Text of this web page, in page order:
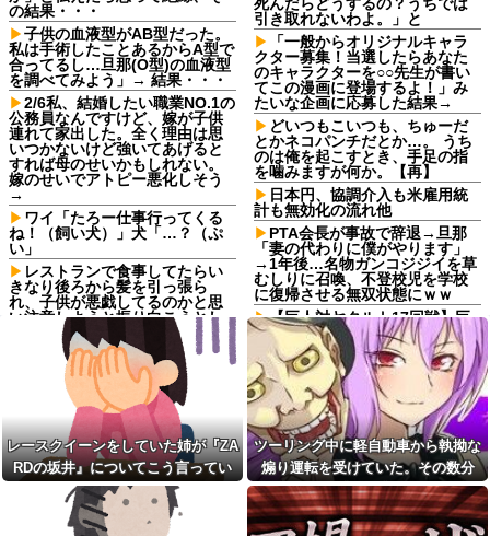
の結果・・・
子供の血液型がAB型だった。
私は手術したことあるからA型で
合ってるし…旦那(O型)の血液型
を調べてみよう」→ 結果・・・
2/6私、結婚したい職業NO.1の
公務員なんですけど、嫁が子供
連れて家出した。全く理由は思
いつかないけど強いてあげると
すれば母のせいかもしれない。
嫁のせいでアトピー悪化しそう
→
ワイ「たろー仕事行ってくる
ね！（飼い犬）」犬「…？（ぷ
い」
レストランで食事してたらい
きなり後ろから髪を引っ張ら
れ、子供が悪戯してるのかと思
い注意しようと振り向こうとし
たら耳元でハサミの音がした！
妙に頭が軽くなったと思った
【家族内争い】 嫁のピアノを
兄嫁が欲しがり親も譲れと言い
出した結果…ｗｗｗｗ
佐藤二朗、妻とのハグを報告
「文〇砲より遥かに威力は弱い
が、僕のノロケ砲をお見舞いす
る」
【画像】日本のセクシー過ぎ
る女性犯罪者一覧が冗談抜きに
引き取れないわよ。」と
「一般からオリジナルキャラ
クター募集！当選したらあなた
のキャラクターを○○先生が書い
てこの漫画に登場するよ！」み
たいな企画に応募した結果→
どいつもこいつも、ちゅーだ
とかネコパンチだとか…。 うち
のは俺を起こすとき、手足の指
を噛みますが何か。【再】
日本円、協調介入も米雇用統
計も無効化の流れ他
PTA会長が事故で辞退→旦那
「妻の代わりに僕がやります」
→1年後…名物ガンコジジイを草
むしりに召喚、不登校児を学校
に復帰させる無双状態にｗｗ
【巨人対ヤクルト17回戦】巨
人、2回裏2アウト一二塁から浦
田のタイムリーで同点に追いつ
く！！！！！！
【朗報】かつや感謝祭が開催
中！人気メニューが税抜150円引
き＆ご飯大盛り無料
生理の予定が８月６日なんだ
けど７月２９日にドバッと鮮血
でたから生理かな？って思った
のよね
【画像】女ってこんなに変わ
るもんなんか？ｗｗｗｗｗｗｗ
レースクイーンをしていた姉が『ZA
RDの坂井』についてこう言ってい
た
ツーリング中に軽自動車から執拗な
煽り運転を受けていた。その数分
後、思わぬ結末を目撃することにな
り…